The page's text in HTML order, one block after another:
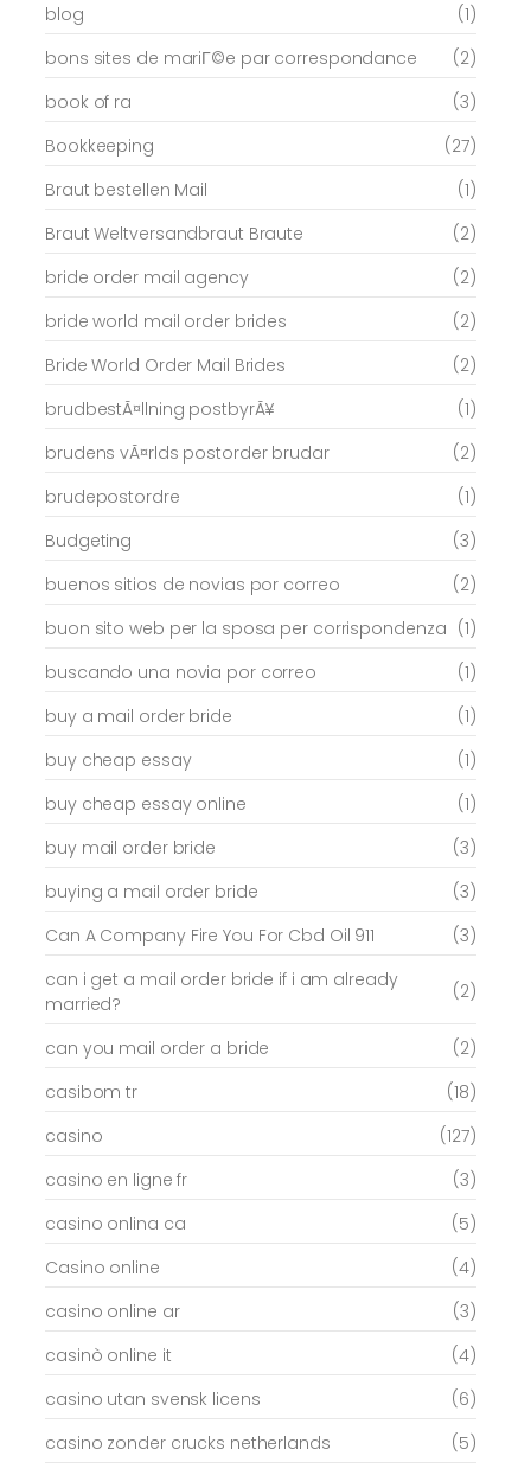
blog
(1)
bons sites de mariГ©e par correspondance
(2)
book of ra
(3)
Bookkeeping
(27)
Braut bestellen Mail
(1)
Braut Weltversandbraut Braute
(2)
bride order mail agency
(2)
bride world mail order brides
(2)
Bride World Order Mail Brides
(2)
brudbestÃ¤llning postbyrÃ¥
(1)
brudens vÃ¤rlds postorder brudar
(2)
brudepostordre
(1)
Budgeting
(3)
buenos sitios de novias por correo
(2)
buon sito web per la sposa per corrispondenza (1)
buscando una novia por correo
(1)
buy a mail order bride
(1)
buy cheap essay
(1)
buy cheap essay online
(1)
buy mail order bride
(3)
buying a mail order bride
(3)
Can A Company Fire You For Cbd Oil 911
(3)
can i get a mail order bride if i am already
married?
(2)
can you mail order a bride
(2)
casibom tr
(18)
casino
(127)
casino en ligne fr
(3)
casino onlina ca
(5)
Casino online
(4)
casino online ar
(3)
casinò online it
(4)
casino utan svensk licens
(6)
casino zonder crucks netherlands
(5)